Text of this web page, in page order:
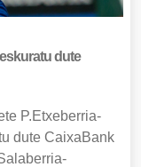
dute
P.Etxeberria-
dute CaixaBank